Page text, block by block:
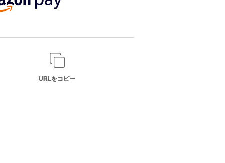
URLをコピー